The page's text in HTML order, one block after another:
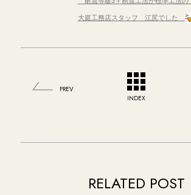
大庭工務店スタッフ 江尻でした
PREV
INDEX
RELATED POST